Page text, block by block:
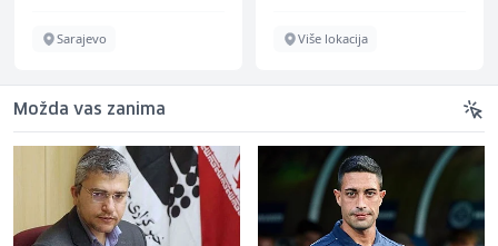
Sarajevo Više lokacija
Možda vas zanima